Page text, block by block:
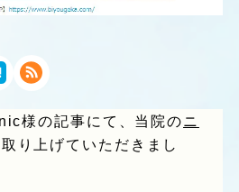
様の記事にて、当院のニ
取り上げていただきまし